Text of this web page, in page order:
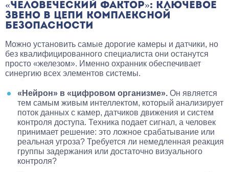
«ЧЕЛОВЕЧЕСКИЙ ФАКТОР»: КЛЮЧЕВОЕ
ЗВЕНО В ЦЕПИ КОМПЛЕКСНОЙ
БЕЗОПАСНОСТИ
Можно установить самые дорогие камеры и датчики, но
без квалифицированного специалиста они останутся
просто «железом». Именно охранник обеспечивает
синергию всех элементов системы.
«Нейрон» в «цифровом организме». Он является
тем самым живым интеллектом, который анализирует
поток данных с камер, датчиков движения и систем
контроля доступа. Техника подает сигнал, а человек
принимает решение: это ложное срабатывание или
реальная угроза? Требуется ли немедленная реакция
группы задержания или достаточно визуального
контроля?